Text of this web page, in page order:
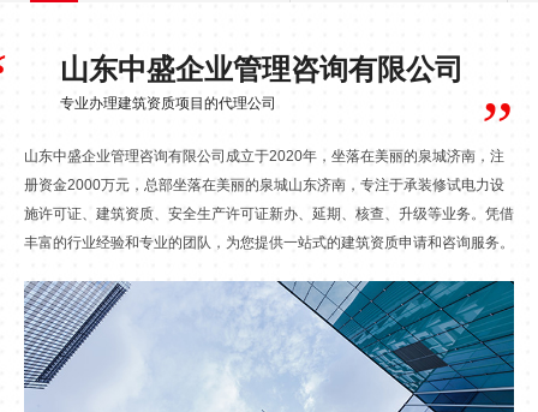
山东中盛企业管理咨询有限公司
专业办理建筑资质项目的代理公司
山东中盛企业管理咨询有限公司成立于2020年，坐落在美丽的泉城济南，注
册资金2000万元，总部坐落在美丽的泉城山东济南，专注于承装修试电力设
施许可证、建筑资质、安全生产许可证新办、延期、核查、升级等业务。凭借
丰富的行业经验和专业的团队，为您提供一站式的建筑资质申请和咨询服务。
”